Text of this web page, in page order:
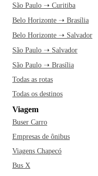
São Paulo ➝ Curitiba
Belo Horizonte ➝ Brasília
Belo Horizonte ➝ Salvador
São Paulo ➝ Salvador
São Paulo ➝ Brasília
Todas as rotas
Todas os destinos
Viagem
Buser Carro
Empresas de ônibus
Viagens Chapecó
Bus X